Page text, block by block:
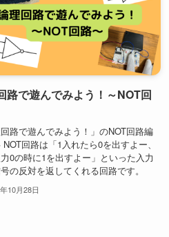
路で遊んでみよう！～NOT回
回路で遊んでみよう！」のNOT回路編
回路は「1入れたら0を出すよー、
0の時に1を出すよー」といった入力
の反対を返してくれる回路です。
10月28日